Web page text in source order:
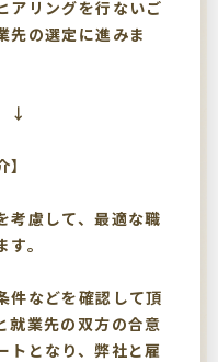
アリングを行ないご
先の選定に進みま
考慮して、最適な職
。
件などを確認して頂
就業先の双方の合意
トとなり、弊社と雇